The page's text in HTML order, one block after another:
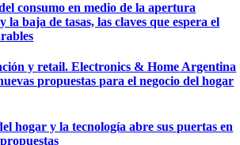
consumo en medio de la apertura
la baja de tasas, las claves que espera el
y retail. Electronics & Home Argentina
propuestas para el negocio del hogar
hogar y la tecnología abre sus puertas en